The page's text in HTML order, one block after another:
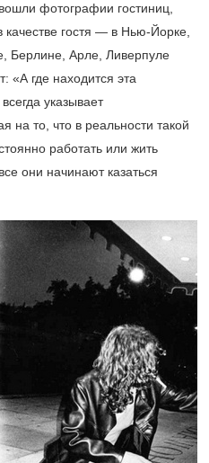
фотографии гостиниц,
качестве гостя — в Нью-Йорке,
Берлине, Арле, Ливерпуле
«А где находится эта
указывает
на то, что в реальности такой
работать или жить
они начинают казаться